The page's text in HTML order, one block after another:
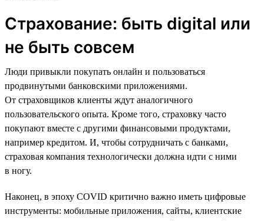
Страхование: быть digital или
не быть совсем
Люди привыкли покупать онлайн и пользоваться
продвинутыми банковскими приложениями.
От страховщиков клиенты ждут аналогичного
пользовательского опыта. Кроме того, страховку часто
покупают вместе с другими финансовыми продуктами,
например кредитом. И, чтобы сотрудничать с банками,
страховая компания технологически должна идти с ними
в ногу.
Наконец, в эпоху COVID критично важно иметь цифровые
инструменты: мобильные приложения, сайты, клиентские